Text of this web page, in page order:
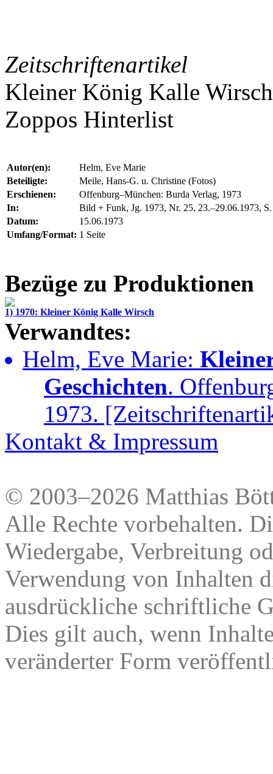
Zeitschriftenartikel
Kleiner König Kalle
Zoppos Hinterlist
Autor(en):
Helm, Eve Marie
Beteiligte:
Meile, Hans-G. u. Christine (Fotos)
Erschienen:
Offenburg–München: Burda Verlag, 1973
In:
Bild + Funk, Jg. 1973, Nr. 25, 23.–29.06.1973,
Datum:
15.06.1973
Umfang/Format: 1 Seite
Bezüge zu Produktionen
1) 1970: Kleiner König Kalle Wirsch
Verwandtes:
Helm, Eve Marie:
Geschichten.
1973.
Kontakt & Impressum
© 2003–2026 Matthias
Alle Rechte vorbehalten.
Wiedergabe, Verbreitung
Verwendung von Inhalten
ausdrückliche schriftliche
Dies gilt auch, wenn
veränderter Form